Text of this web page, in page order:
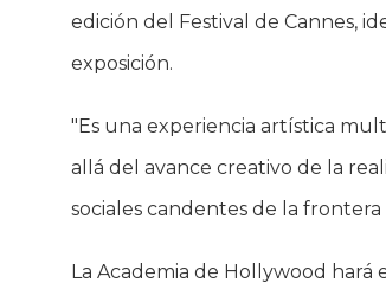
edición del Festival de Cannes,
exposición.
"Es una experiencia artística
allá del avance creativo de la
sociales candentes de la frontera
La Academia de Hollywood